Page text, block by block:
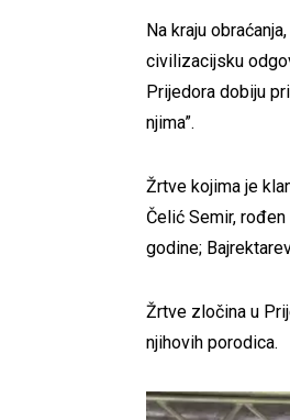
Na kraju
civilizacijsku
Prijedora dobiju
njima”.
Žrtve kojima je
Čelić Semir,
godine;
Žrtve zločina u
njihovih porodica.